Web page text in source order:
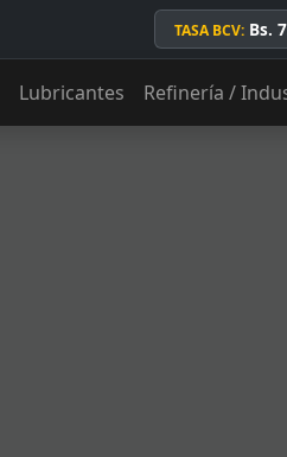
TASA BCV: Bs.
Lubricantes Refinería /